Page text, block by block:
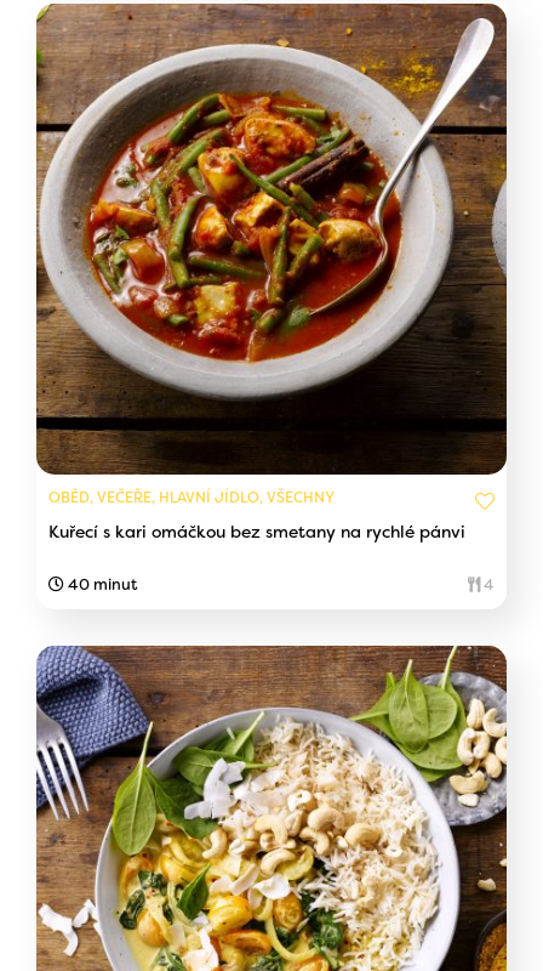
OBĚD, VEČEŘE, HLAVNÍ JÍDLO, VŠECHNY
Kuřecí s kari omáčkou bez smetany na rychlé pánvi
40 minut 4